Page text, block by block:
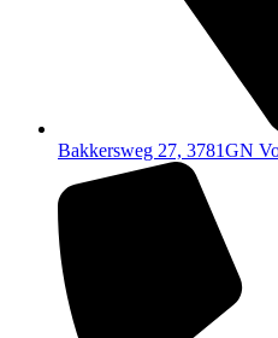
Bakkersweg 27, 3781GN